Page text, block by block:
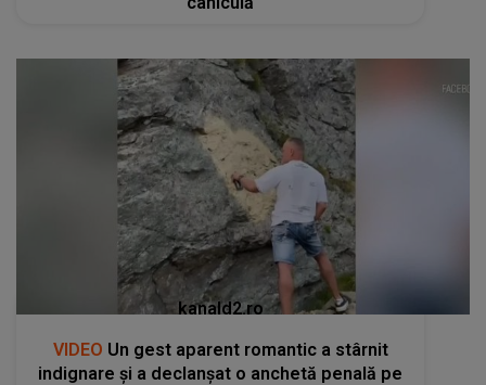
kanald2.ro
VIDEO Un gest aparent romantic a stârnit
indignare și a declanșat o anchetă penală pe